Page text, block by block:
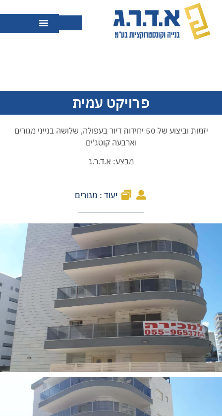
פרויקט עמית
יזמות וביצוע של 50 יחידות דיור בעפולה, שלושה בנייני מגורים
וארבעה קוטג'ים
מבצע: א.ד.ר.ג
יעוד : מגורים